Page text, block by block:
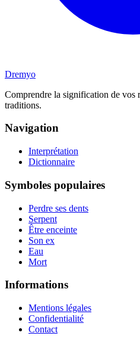
Dremyo
Comprendre la signification de vos
traditions.
Navigation
Interprétation
Dictionnaire
Symboles populaires
Perdre ses dents
Serpent
Être enceinte
Son ex
Eau
Mort
Informations
Mentions légales
Confidentialité
Contact